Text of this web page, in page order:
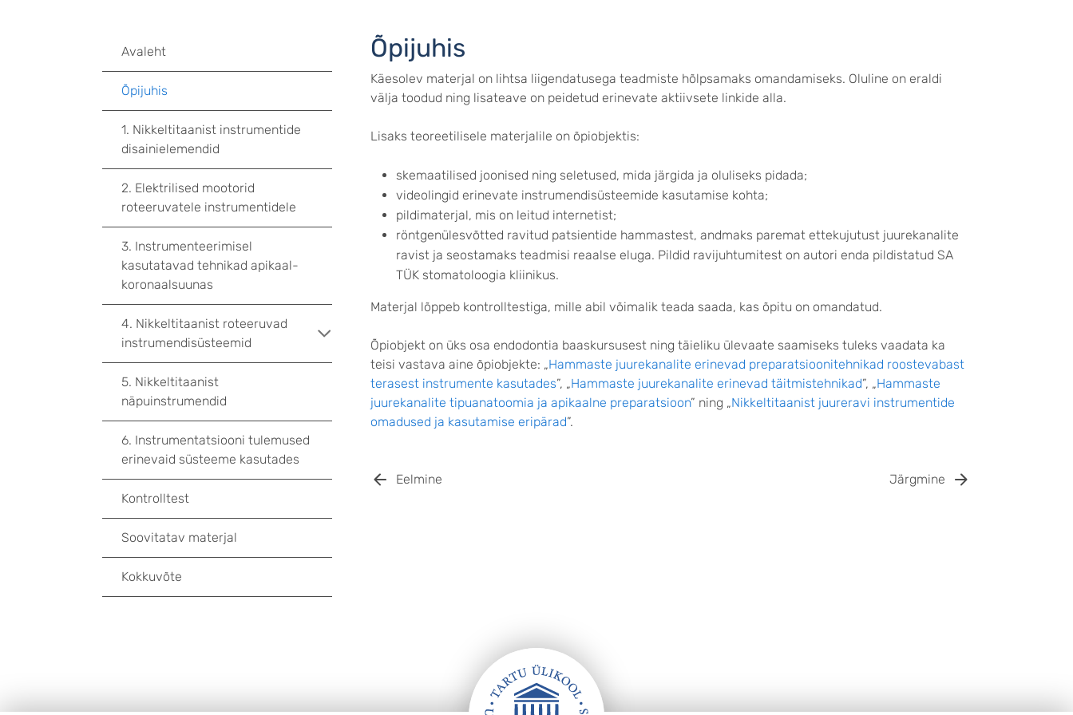
Õpijuhis
Käesolev materjal on lihtsa liigendatusega teadmiste hõlpsamaks omandamiseks. Oluline on eraldi
välja toodud ning lisateave on peidetud erinevate aktiivsete linkide alla.
Lisaks teoreetilisele materjalile on õpiobjektis:
skemaatilised joonised ning seletused, mida järgida ja oluliseks pidada;
videolingid erinevate instrumendisüsteemide kasutamise kohta;
pildimaterjal, mis on leitud internetist;
röntgenülesvõtted ravitud patsientide hammastest, andmaks paremat ettekujutust juurekanalite
ravist ja seostamaks teadmisi reaalse eluga. Pildid ravijuhtumitest on autori enda pildistatud SA
TÜK stomatoloogia kliinikus.
Materjal lõppeb kontrolltestiga, mille abil võimalik teada saada, kas õpitu on omandatud.
Õpiobjekt on üks osa endodontia baaskursusest ning täieliku ülevaate saamiseks tuleks vaadata ka
teisi vastava aine õpiobjekte: „Hammaste juurekanalite erinevad preparatsioonitehnikad roostevabast
terasest instrumente kasutades”, „Hammaste juurekanalite erinevad täitmistehnikad”, „Hammaste
juurekanalite tipuanatoomia ja apikaalne preparatsioon” ning „Nikkeltitaanist juureravi instrumentide
omadused ja kasutamise eripärad”.
Eelmine Järgmine
Avaleht
Õpijuhis
1. Nikkeltitaanist instrumentide
disainielemendid
2. Elektrilised mootorid
roteeruvatele instrumentidele
3. Instrumenteerimisel
kasutatavad tehnikad apikaal-
koronaalsuunas
4. Nikkeltitaanist roteeruvad
instrumendisüsteemid
5. Nikkeltitaanist
näpuinstrumendid
6. Instrumentatsiooni tulemused
erinevaid süsteeme kasutades
Kontrolltest
Soovitatav materjal
Kokkuvõte